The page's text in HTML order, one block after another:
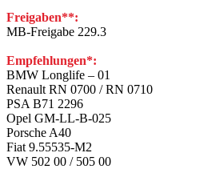
Freigaben**:
MB-Freigabe 229.3
Empfehlungen*:
BMW Longlife – 01
Renault RN 0700 / RN 0710
PSA B71 2296
Opel GM-LL-B-025
Porsche A40
Fiat 9.55535-M2
VW 502 00 / 505 00